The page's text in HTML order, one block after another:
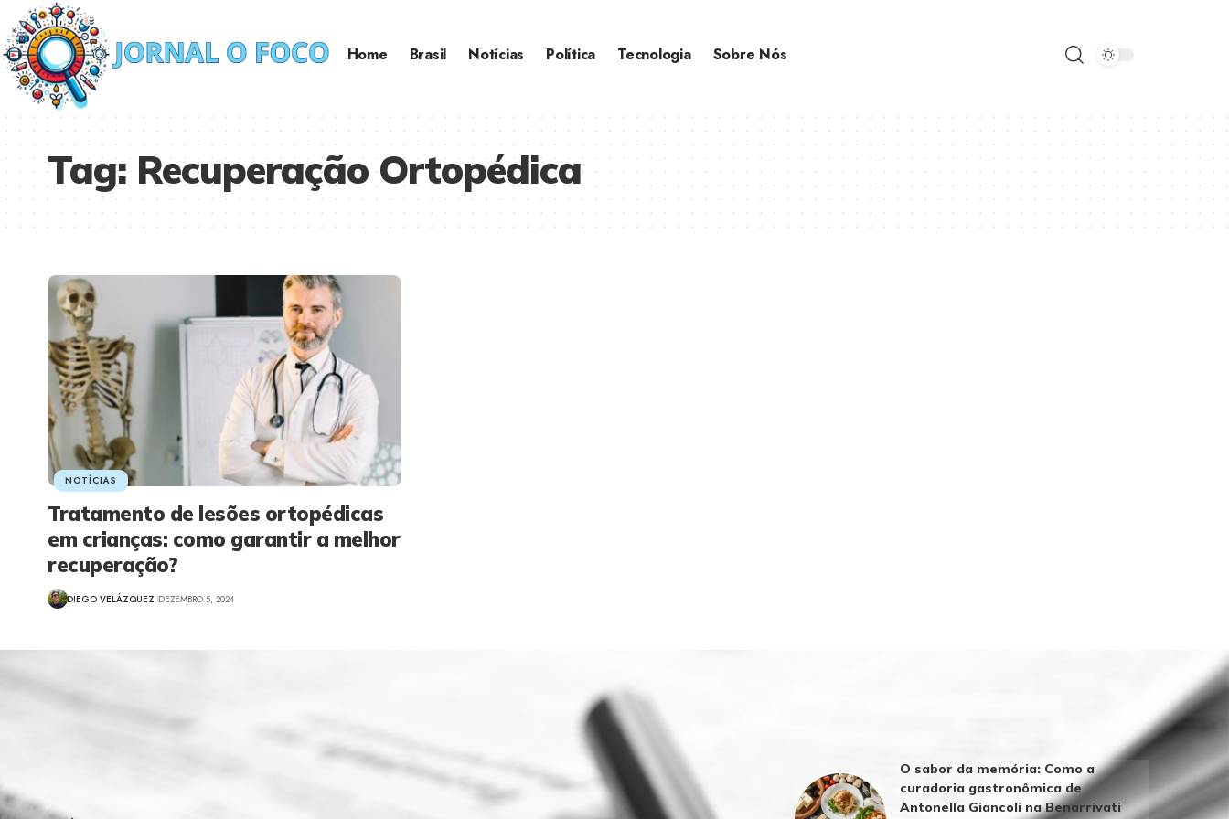
Home Brasil Notícias Política Tecnologia Sobre Nós
Tag:Recuperação Ortopédica
NOTÍCIAS
Tratamento de lesões ortopédicas
em crianças: como garantir a melhor
recuperação?
DIEGO VELÁZQUEZ DEZEMBRO 5, 2024
O sabor da memória: Como a
curadoria gastronômica de
Antonella Giancoli na Benarrivati